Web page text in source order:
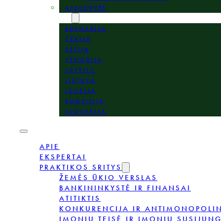
ATSTOVYBĖ
BULGARIJA
ČEKIJA
ESTIJA
VENGRIJA
LATVIJA
LIETUVA
LENKIJA
RUMUNIJA
SLOVAKIJA
APIE
EKSPERTAI
PRAKTIKOS SRITYS
ŽEMĖS ŪKIO VERSLAS
BANKININKYSTĖ IR FINANSAI
ATITIKTIS
KONKURENCIJA IR
ĮMONIŲ TEISĖ IR ĮMONIŲ